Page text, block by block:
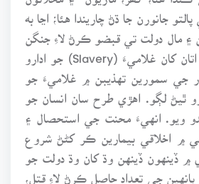
جانورن جا ڌڻ چاريندا هئا؛ اڃا به
۽ مال دولت تي قبضو ڪرڻ لاءِ جنگن
۾ پڻ ڪم ايندا هئا. اتان کان غلاميءَ (Slavery) جو ادارو
جي سمورين تهذيبن ۾ غلاميءَ جو
ٿيڻ لڳو. اهڙي طرح سان انسان جو
ويو. انهيءَ محنت جي استحصال ۽
۾ اخلاقي بيمارين ڪر کڻڻ شروع
۾ ڏينهون ڏينهن وڌ کان وڌ دولت جو
ٻانهين جي تعداد حاصل ڪرڻ لاءِ قتل،